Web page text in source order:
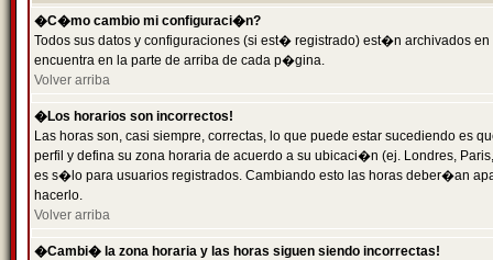
�C�mo cambio mi configuraci�n?
Todos sus datos y configuraciones (si est� registrado) est�n archivados
encuentra en la parte de arriba de cada p�gina.
Volver arriba
�Los horarios son incorrectos!
Las horas son, casi siempre, correctas, lo que puede estar sucediendo es
perfil y defina su zona horaria de acuerdo a su ubicaci�n (ej. Londres,
es s�lo para usuarios registrados. Cambiando esto las horas deber�an
hacerlo.
Volver arriba
�Cambi� la zona horaria y las horas siguen siendo incorrectas!